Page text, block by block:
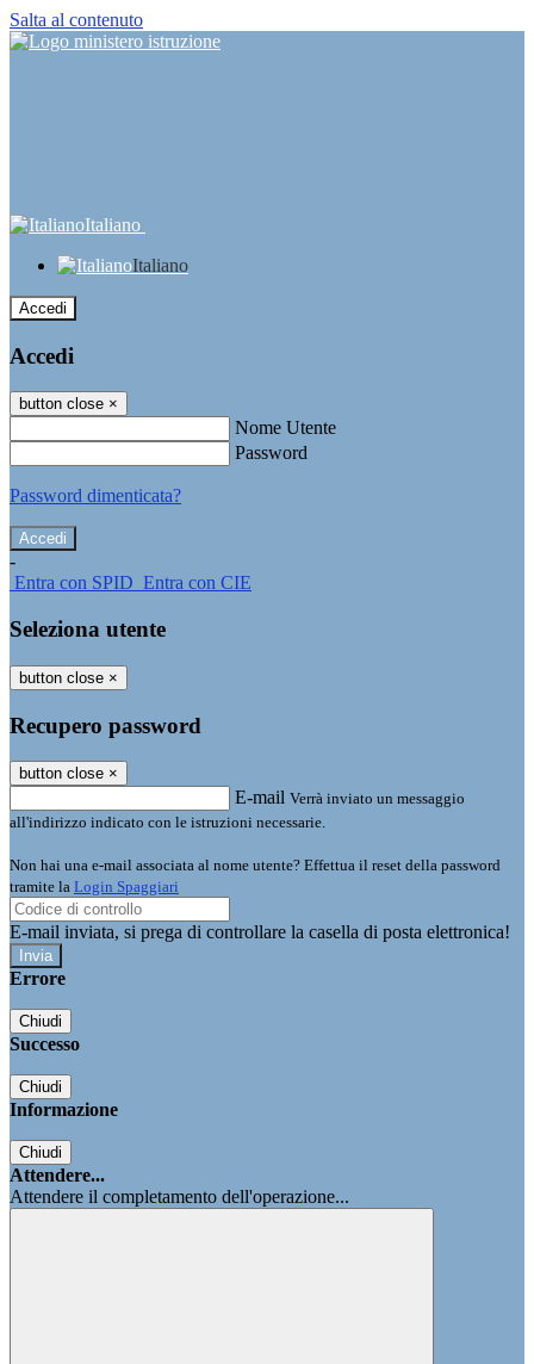
Salta al contenuto
Italiano
Italiano
Accedi
Accedi
button close ×
Nome Utente
Password
Password dimenticata?
-
Entra con SPID Entra con CIE
Seleziona utente
button close ×
Recupero password
button close ×
E-mail Verrà inviato un messaggio
all'indirizzo indicato con le istruzioni necessarie.
Non hai una e-mail associata al nome utente? Effettua il reset della password
tramite la Login Spaggiari
E-mail inviata, si prega di controllare la casella di posta elettronica!
Errore
Chiudi
Successo
Chiudi
Informazione
Chiudi
Attendere...
Attendere il completamento dell'operazione...